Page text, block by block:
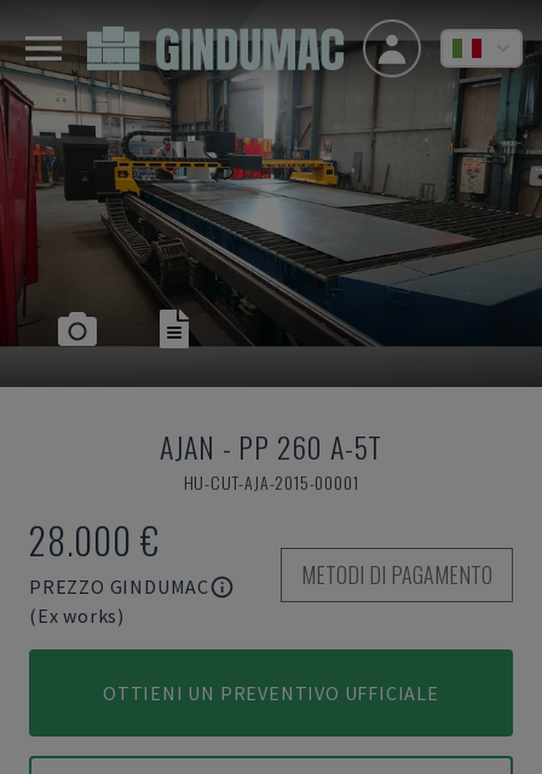
AJAN - PP 260 A-5T
HU-CUT-AJA-2015-00001
28.000 €
PREZZO GINDUMAC
(Ex works)
METODI DI PAGAMENTO
OTTIENI UN PREVENTIVO UFFICIALE